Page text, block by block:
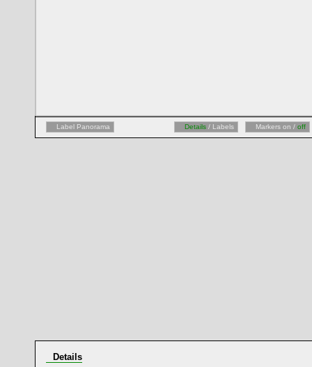
Label Panorama Details / Labels Markers on / off
Details